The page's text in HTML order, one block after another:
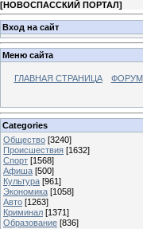
[НОВОСПАССКИЙ ПОРТАЛ]
Вход на сайт
Меню сайта
ГЛАВНАЯ СТРАНИЦА ФОРУМ
Categories
Общество [3240]
Происшествия [1632]
Спорт [1568]
Афиша [500]
Культура [961]
Экономика [1058]
Авто [1263]
Криминал [1371]
Образование [836]